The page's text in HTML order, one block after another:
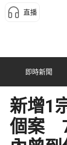
直播
即時新聞
新增1
個案